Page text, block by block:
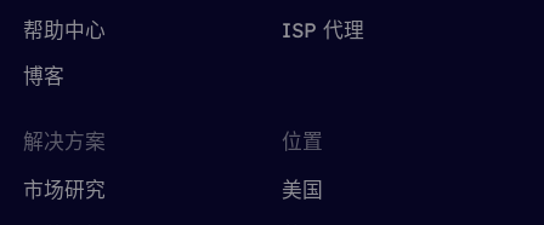
帮助中心
博客
ISP 代理
解决方案
市场研究
位置
美国